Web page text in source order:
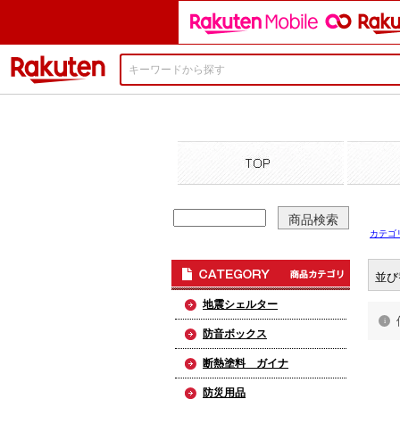
地震シェルター
防音ボックス
断熱塗料 ガイナ
防災用品
カテゴ
並び